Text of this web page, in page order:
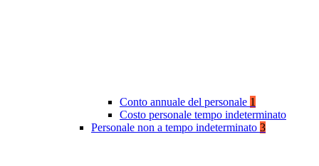
Conto annuale del personale 1
Costo personale tempo indeterminato
Personale non a tempo indeterminato 3